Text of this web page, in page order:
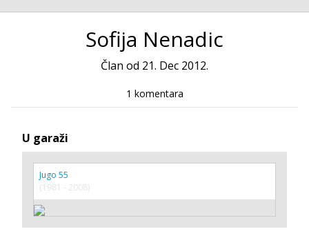
Sofija Nenadic
Član od 21. Dec 2012.
1 komentara
U garaži
Jugo 55
(1981 - 2008)